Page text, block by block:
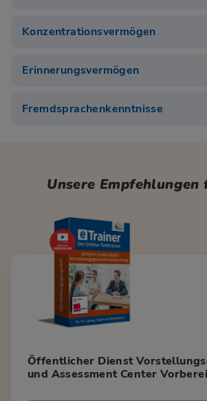
Konzentrationsvermögen
Erinnerungsvermögen
Fremdsprachenkenntnisse
Unsere Empfehlungen
Öffentlicher Dienst
und Assessment Center